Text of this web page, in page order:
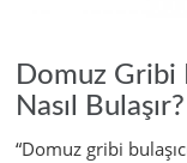
Domuz Gribi
Nasıl Bulaşır?
“Domuz gribi